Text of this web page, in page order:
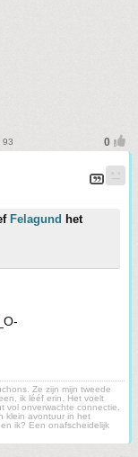
93
Felagund het
Ze zijn mijn tweede
ik lééf erin. Het voelt
vol onverwachte connectie.
klein avontuur in het
ik? Een onafscheidelijk